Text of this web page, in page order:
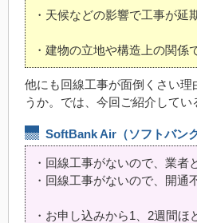
・天候などの影響で工事が延
・建物の立地や構造上の関係
他にも回線工事が面倒くさい
うか。では、今回ご紹介して
SoftBank Air（ソフトバン
・回線工事がないので、業者
・回線工事がないので、開通
・お申し込みから1、2週間